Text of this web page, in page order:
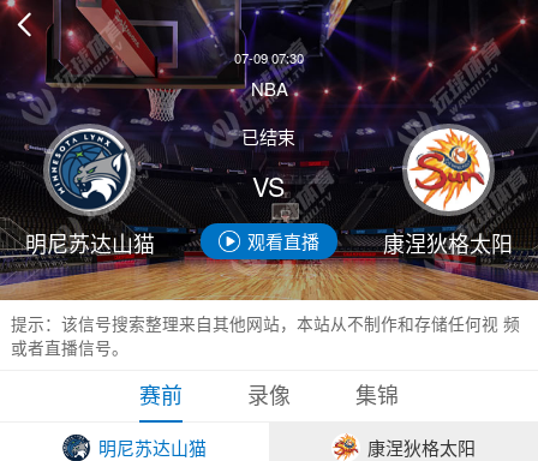

07-09 07:30
NBA
明尼苏达山猫
已结束
VS
观看直播 康涅狄格太阳
提示：该信号搜索整理来自其他网站，本站从不制作和存储任何视 频
或者直播信号。
赛前 录像 集锦
明尼苏达山猫 康涅狄格太阳